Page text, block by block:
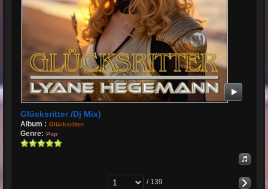
Glücksritter /Dj Mix)
Album : Glücksritter
Genre: Pop
/ 139